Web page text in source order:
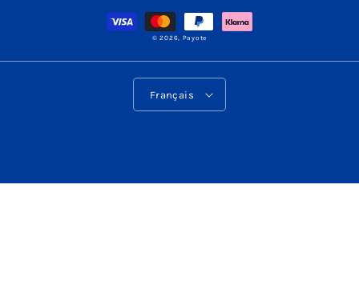
© 2026, Payote
L
a
u
Français